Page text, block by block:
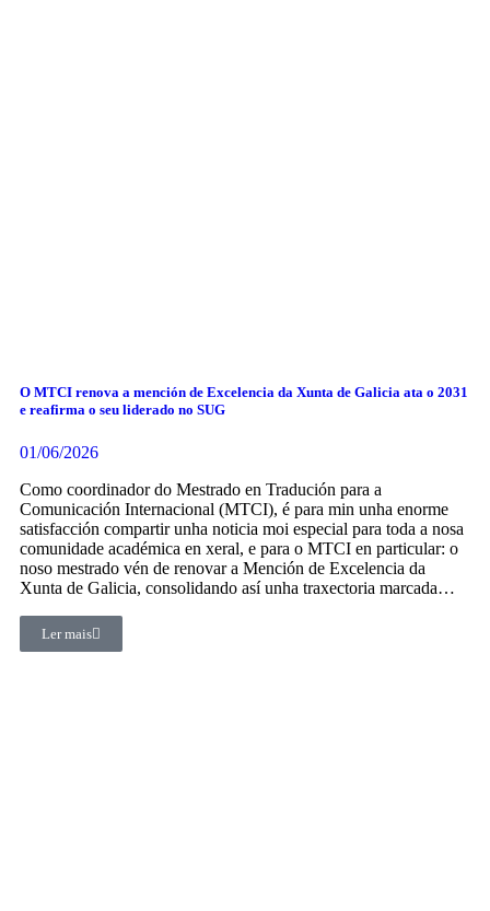
O MTCI renova a mención de Excelencia da Xunta de Galicia ata o 2031
e reafirma o seu liderado no SUG
01/06/2026
Como coordinador do Mestrado en Tradución para a
Comunicación Internacional (MTCI), é para min unha enorme
satisfacción compartir unha noticia moi especial para toda a nosa
comunidade académica en xeral, e para o MTCI en particular: o
noso mestrado vén de renovar a Mención de Excelencia da
Xunta de Galicia, consolidando así unha traxectoria marcada…
Ler mais